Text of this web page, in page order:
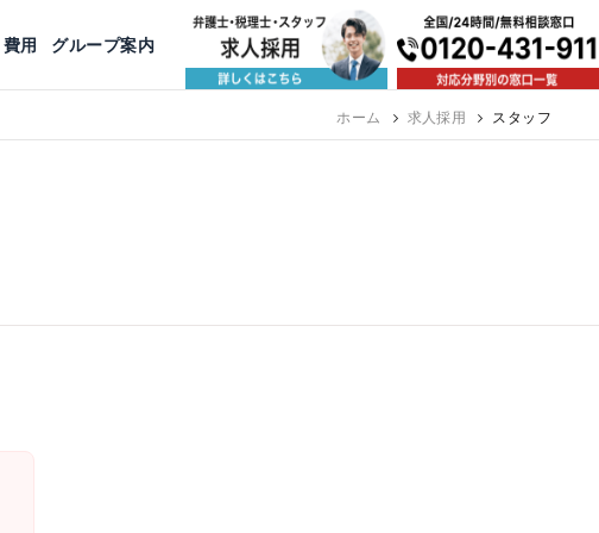
公益活動
京都 神戸 福岡
費用 グループ案内
京にて、相談予約スタッフ募集（月給38万以上）ホーム 求人採用 スタッフ